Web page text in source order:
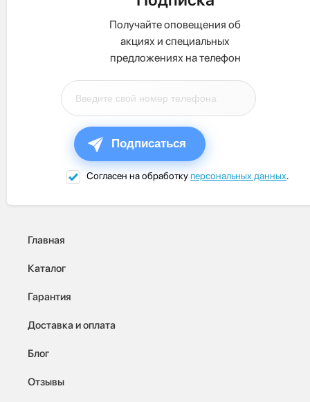
Получайте оповещения об
акциях и специальных
предложениях на телефон
Подписаться
Согласен на обработкуперсональных данных.
Главная
Каталог
Гарантия
Доставка и оплата
Блог
Отзывы